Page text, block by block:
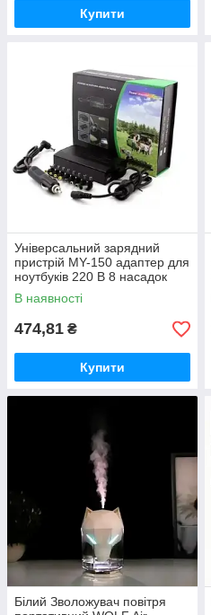
Купити
Універсальний зарядний
пристрій MY-150 адаптер для
ноутбуків 220 В 8 насадок
В наявності
474,81 ₴
Купити
Білий Зволожувач повітря